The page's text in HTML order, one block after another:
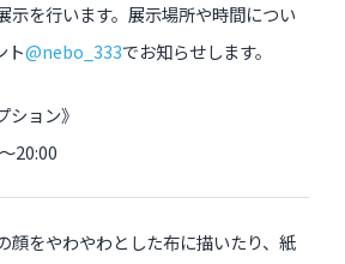
示を行います。展示場所や時間につい
ト@nebo_333でお知らせします。
ション》
20:00
顔をやわやわとした布に描いたり、紙